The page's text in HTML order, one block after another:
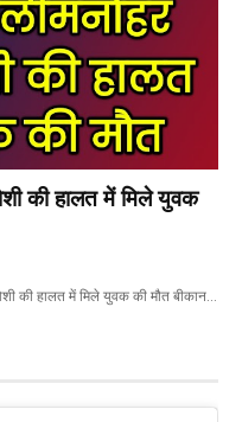
की हालत में मिले युवक
की हालत में मिले युवक की मौत बीकान…